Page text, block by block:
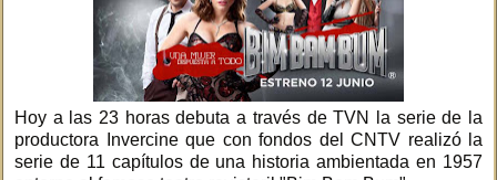
Hoy a las 23 horas debuta a través de TVN la serie de la
productora Invercine que con fondos del CNTV realizó la
serie de 11 capítulos de una historia ambientada en 1957